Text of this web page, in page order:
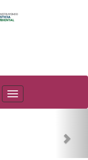
PAOT